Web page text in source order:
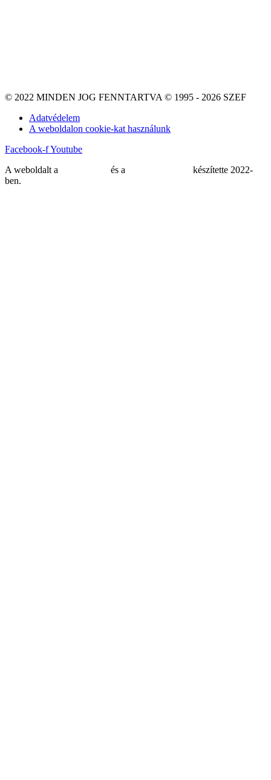
© 2022 MINDEN JOG FENNTARTVA © 1995 - 2026 SZEF
Adatvédelem
A weboldalon cookie-kat használunk
Facebook-fYoutube
A weboldalt a
és a
készítette 2022-
ben.